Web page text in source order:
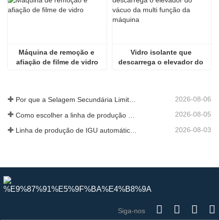
Máquina de remoção e
afiação de filme de vidro
Vidro isolante que
descarrega o elevador do
Por que a Selagem Secundária Limita a Produção de IGU 2026-08-06
2026-08-05
2026-08-03
Siga-nos